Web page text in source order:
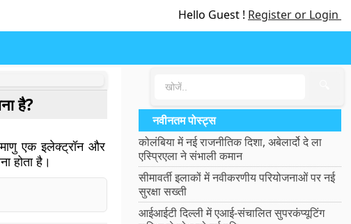
Hello Guest ! Register or Login
है?
एक इलेक्ट्रॉन और
होता है।
नवीनतम पोस्ट्स
कोलंबिया में नई राजनीतिक दिशा, अबेलार्दो दे ला
एस्प्रिएला ने संभाली कमान
सीमावर्ती इलाकों में नवीकरणीय परियोजनाओं पर नई
सुरक्षा सख्ती
आईआईटी दिल्ली में एआई-संचालित सुपरकंप्यूटिंग